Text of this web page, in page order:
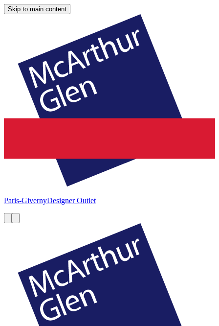
Skip to main content
Paris-GivernyDesigner Outlet